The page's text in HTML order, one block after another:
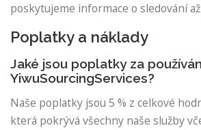
poskytujeme informace o sledování
Poplatky a náklady
Jaké jsou poplatky za
YiwuSourcingServices?
Naše poplatky jsou 5 % z celkové
která pokrývá všechny naše služby